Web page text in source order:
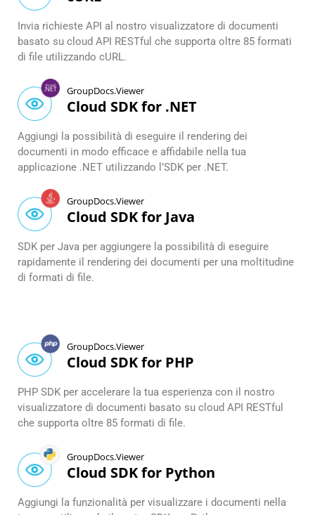
Invia richieste API al nostro visualizzatore di documenti
basato su cloud API RESTful che supporta oltre 85 formati
di file utilizzando cURL.
GroupDocs.Viewer
Cloud SDK for .NET
Aggiungi la possibilità di eseguire il rendering dei
documenti in modo efficace e affidabile nella tua
applicazione .NET utilizzando l’SDK per .NET.
GroupDocs.Viewer
Cloud SDK for Java
SDK per Java per aggiungere la possibilità di eseguire
rapidamente il rendering dei documenti per una moltitudine
di formati di file.
GroupDocs.Viewer
Cloud SDK for PHP
PHP SDK per accelerare la tua esperienza con il nostro
visualizzatore di documenti basato su cloud API RESTful
che supporta oltre 85 formati di file.
GroupDocs.Viewer
Cloud SDK for Python
Aggiungi la funzionalità per visualizzare i documenti nella